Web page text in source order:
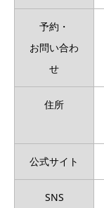
予約・
お問い合わ
せ
住所
公式サイト
SNS